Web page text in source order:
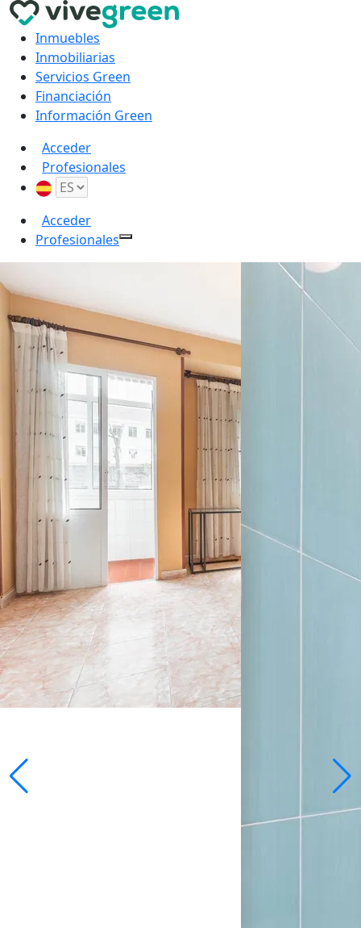
Inmuebles
Inmobiliarias
Servicios Green
Financiación
Información Green
Acceder
Profesionales
Acceder
Profesionales